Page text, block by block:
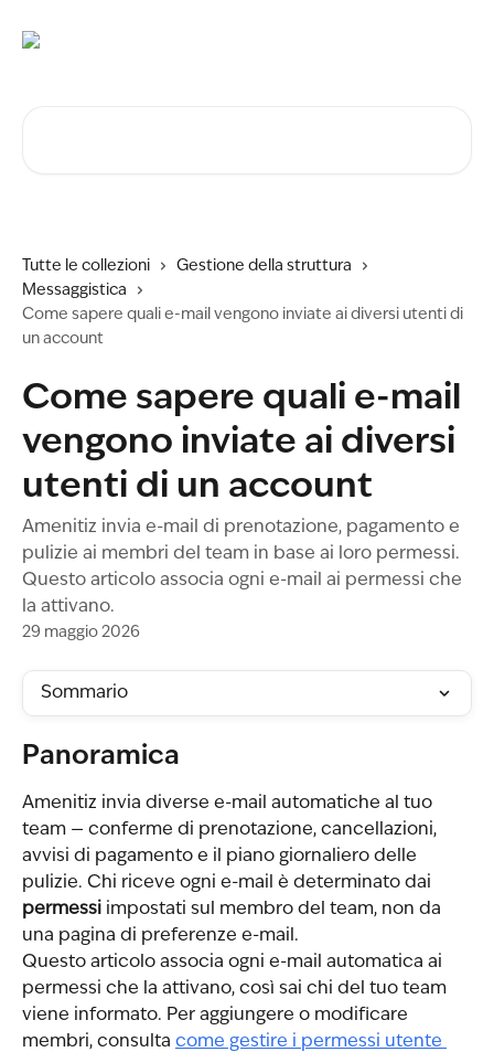
Tutte le collezioni
Gestione della struttura
Messaggistica
Come sapere quali e-mail vengono inviate ai diversi utenti di
un account
Come sapere quali e-mail
vengono inviate ai diversi
utenti di un account
Amenitiz invia e-mail di prenotazione, pagamento e
pulizie ai membri del team in base ai loro permessi.
Questo articolo associa ogni e-mail ai permessi che
la attivano.
29 maggio 2026
Sommario
Panoramica
Amenitiz invia diverse e-mail automatiche al tuo
team — conferme di prenotazione, cancellazioni,
avvisi di pagamento e il piano giornaliero delle
pulizie. Chi riceve ogni e-mail è determinato dai
permessi impostati sul membro del team, non da
una pagina di preferenze e-mail.
Questo articolo associa ogni e-mail automatica ai
permessi che la attivano, così sai chi del tuo team
viene informato. Per aggiungere o modificare
membri, consulta come gestire i permessi utente